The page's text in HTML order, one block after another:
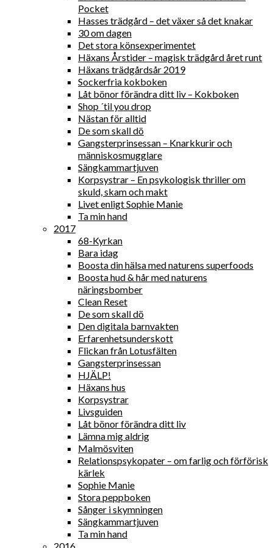
Pocket
Hasses trädgård – det växer så det knakar
30 om dagen
Det stora könsexperimentet
Häxans Årstider – magisk trädgård året runt
Häxans trädgårdsår 2019
Sockerfria kokboken
Låt bönor förändra ditt liv – Kokboken
Shop ´til you drop
Nästan för alltid
De som skall dö
Gangsterprinsessan – Knarkkurir och
människosmugglare
Sängkammartjuven
Korpsystrar – En psykologisk thriller om
skuld, skam och makt
Livet enligt Sophie Manie
Ta min hand
2017
68-Kyrkan
Bara idag
Boosta din hälsa med naturens superfoods
Boosta hud & hår med naturens
näringsbomber
Clean Reset
De som skall dö
Den digitala barnvakten
Erfarenhetsunderskott
Flickan från Lotusfälten
Gangsterprinsessan
HJÄLP!
Häxans hus
Korpsystrar
Livsguiden
Låt bönor förändra ditt liv
Lämna mig aldrig
Malmösviten
Relationspsykopater – om farlig och förförisk
kärlek
Sophie Manie
Stora peppboken
Sånger i skymningen
Sängkammartjuven
Ta min hand